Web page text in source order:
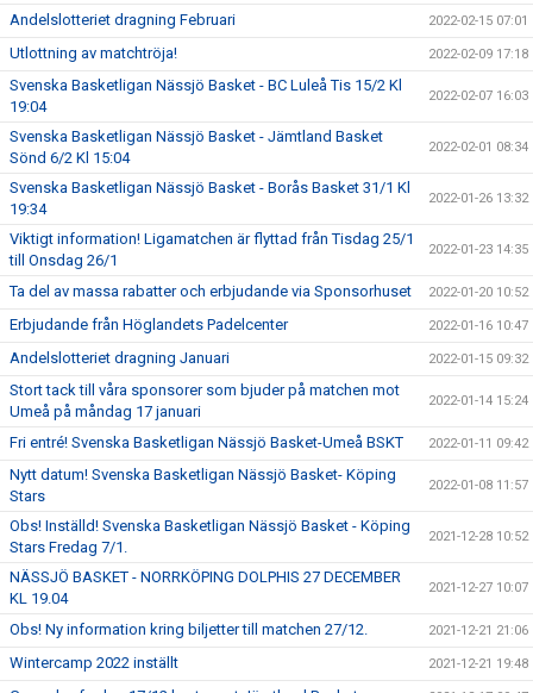
Andelslotteriet dragning Februari 2022-02-15 07:01
Utlottning av matchtröja! 2022-02-09 17:18
Svenska Basketligan Nässjö Basket - BC Luleå Tis 15/2 Kl
19:04
2022-02-07 16:03
Svenska Basketligan Nässjö Basket - Jämtland Basket
Sönd 6/2 Kl 15:04
2022-02-01 08:34
Svenska Basketligan Nässjö Basket - Borås Basket 31/1 Kl
19:34
2022-01-26 13:32
Viktigt information! Ligamatchen är flyttad från Tisdag 25/1
till Onsdag 26/1
2022-01-23 14:35
Ta del av massa rabatter och erbjudande via Sponsorhuset 2022-01-20 10:52
Erbjudande från Höglandets Padelcenter 2022-01-16 10:47
Andelslotteriet dragning Januari 2022-01-15 09:32
Stort tack till våra sponsorer som bjuder på matchen mot
Umeå på måndag 17 januari
2022-01-14 15:24
Fri entré! Svenska Basketligan Nässjö Basket-Umeå BSKT 2022-01-11 09:42
Nytt datum! Svenska Basketligan Nässjö Basket- Köping
Stars
2022-01-08 11:57
Obs! Inställd! Svenska Basketligan Nässjö Basket - Köping
Stars Fredag 7/1.
2021-12-28 10:52
NÄSSJÖ BASKET - NORRKÖPING DOLPHIS 27 DECEMBER
KL 19.04
2021-12-27 10:07
Obs! Ny information kring biljetter till matchen 27/12. 2021-12-21 21:06
Wintercamp 2022 inställt 2021-12-21 19:48